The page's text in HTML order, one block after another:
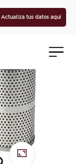
Actualiza tus datos aqui